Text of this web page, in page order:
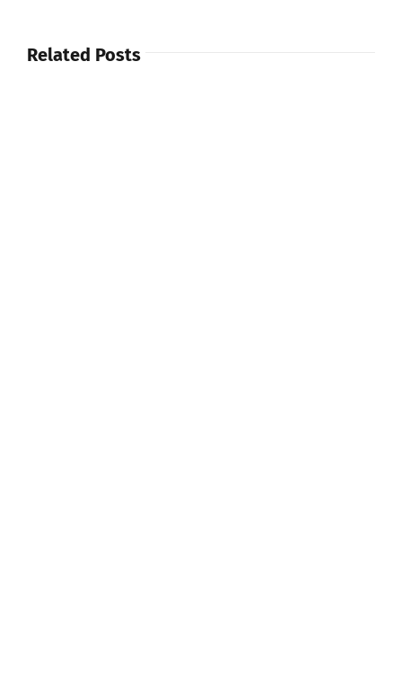
Related Posts